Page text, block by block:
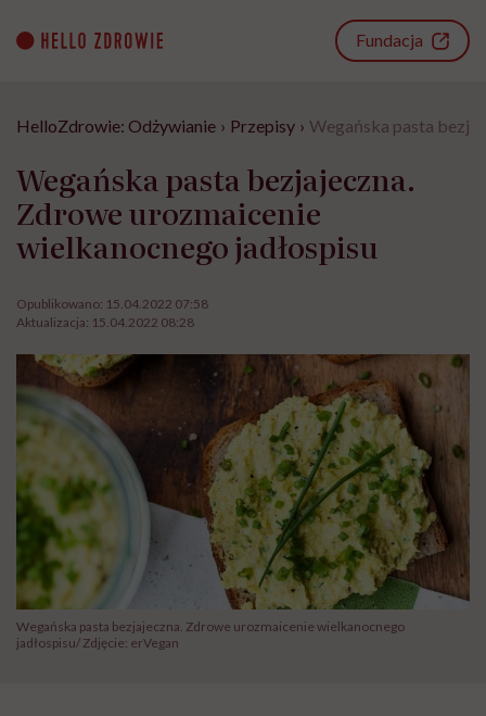
content
Fundacja
HelloZdrowie: Odżywianie › Przepisy › Wegańska pasta
Wegańska pasta bezjajeczna.
Zdrowe urozmaicenie
wielkanocnego jadłospisu
Opublikowano: 15.04.2022 07:58
Aktualizacja: 15.04.2022 08:28
Wegańska pasta bezjajeczna. Zdrowe urozmaicenie wielkanocnego
jadłospisu/ Zdjęcie: erVegan